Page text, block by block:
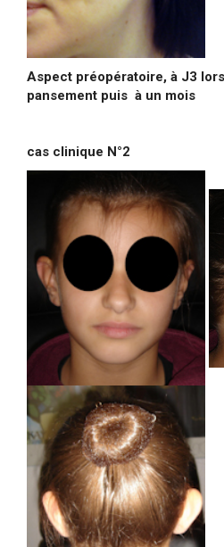
Aspect préopératoire, à J3
pansement puis à un mois
cas clinique N°2